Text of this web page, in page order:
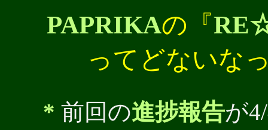
PAPRIKAの『
ってどないな
* 前回の進捗報告が